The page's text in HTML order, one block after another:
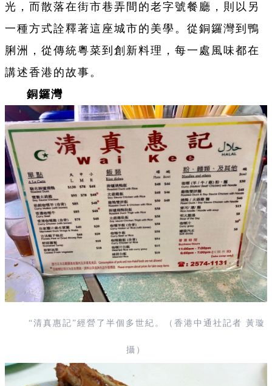
光，而散落在街市巷弄間的老字號餐廳，則以另
一種方式詮釋著這座城市的美學。從銅鑼灣到鴨
脷洲，從傳統粵菜到創新料理，每一處風味都在
講述香港的故事。
銅鑼灣
“清真惠記”經營了半個多世紀。（ 香港中通社記者 黃璇
攝 ）